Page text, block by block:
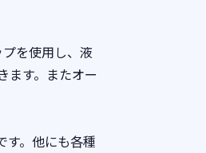
を使用し、液
ます。またオー
す。他にも各種